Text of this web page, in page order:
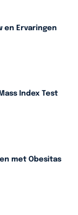
en Ervaringen
Index Test
met Obesitas